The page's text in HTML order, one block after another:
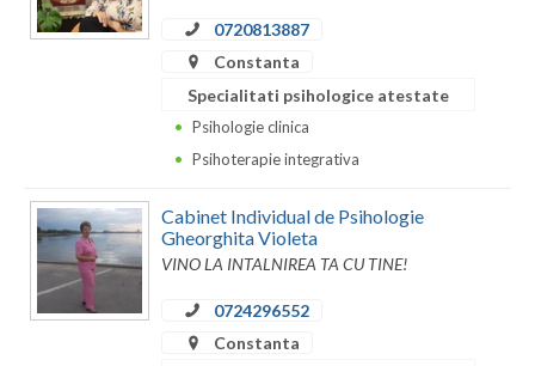
0720813887
Constanta
Specialitati psihologice atestate
Psihologie clinica
Psihoterapie integrativa
Cabinet Individual de Psihologie
Gheorghita Violeta
VINO LA INTALNIREA TA CU TINE!
0724296552
Constanta